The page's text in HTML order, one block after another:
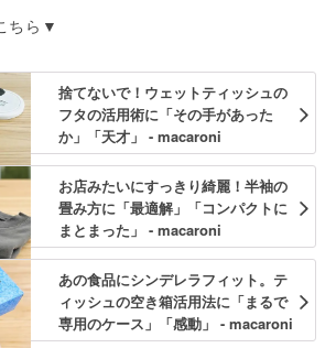
ちら▼
捨てないで！ウェットティッシュの
フタの活用術に「その手があった
か」「天才」 - macaroni
お店みたいにすっきり綺麗！半袖の
畳み方に「最適解」「コンパクトに
まとまった」 - macaroni
あの食品にシンデレラフィット。テ
ィッシュの空き箱活用法に「まるで
専用のケース」「感動」 - macaroni